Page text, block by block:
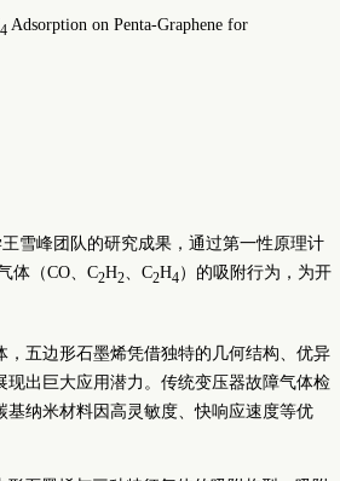
4 Adsorption on Penta-Graphene for
雪峰团队的研究成果，通过第一性原理计
体（CO、C2H2 、C2H4）的吸附行为，为开
五边形石墨烯凭借独特的几何结构、优异
出巨大应用潜力。传统变压器故障气体检
纳米材料因高灵敏度、快响应速度等优